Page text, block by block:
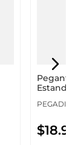
Pegante
Estandar
PEGADIT
$18.